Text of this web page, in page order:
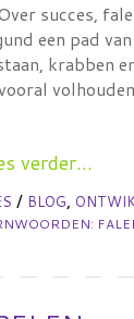
succes,
een pad
krabben
verder...
/ BLOG,